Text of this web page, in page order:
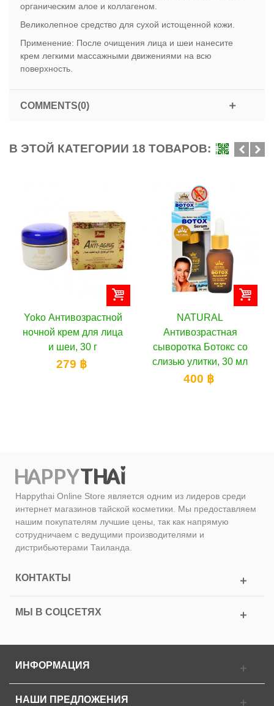
органическим алое и коллагеном.
Великолепное средство для сухой истощенной кожи.
Применение: После очищения лица и шеи нанесите
крем легкими массажными движениями на всю
поверхность.
COMMENTS(0)
В ЭТОЙ КАТЕГОРИИ 18 ТОВАРОВ:
для лица
NATURAL
Антивозрастная
сыворотка Ботокс со
слизью улитки, 30 мл
Happythai Online Store является одним из лидеров среди
интернет магазинов тайской косметики. Мы предоставляем
нашим покупателям лучшие цены, так как напрямую
сотрудничаем с ведущими производителями и
дистрибьютерами Таиланда.
КОНТАКТЫ
МЫ В СОЦСЕТЯХ
ИНФОРМАЦИЯ
НАШИ ПРЕДЛОЖЕНИЯ